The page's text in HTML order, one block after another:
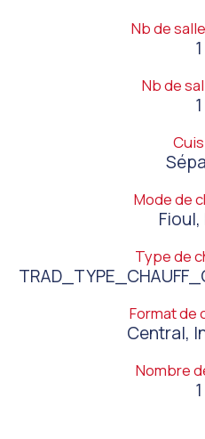
Nb de
1
Nb de
1
Mode de
Type de
Format de
Central,
Nombre
1